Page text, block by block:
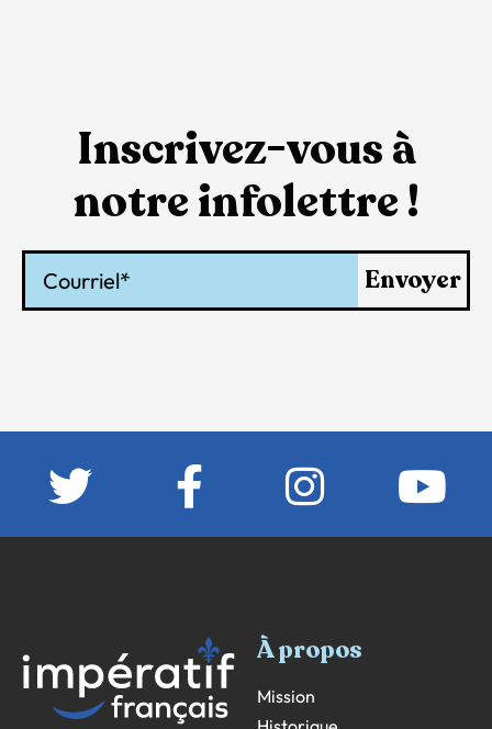
Inscrivez-vous à
notre infolettre !
Envoyer
À propos
Mission